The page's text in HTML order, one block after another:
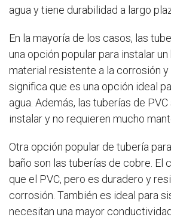
agua y tiene durabilidad a largo
En la mayoría de los casos, las
una opción popular para instalar un
material resistente a la corrosión y
significa que es una opción ideal
agua. Además, las tuberías de
instalar y no requieren mucho
Otra opción popular de tubería
baño son las tuberías de cobre. El
que el PVC, pero es duradero y
corrosión. También es ideal para
necesitan una mayor